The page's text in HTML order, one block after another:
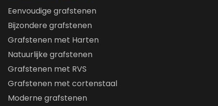
Eenvoudige grafstenen
Bijzondere grafstenen
Grafstenen met Harten
Natuurlijke grafstenen
Grafstenen met RVS
Grafstenen met cortenstaal
Moderne grafstenen